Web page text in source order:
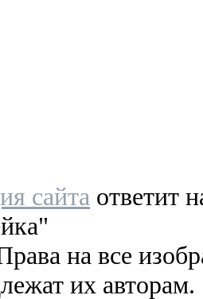
сайта ответит
на все
их авторам.